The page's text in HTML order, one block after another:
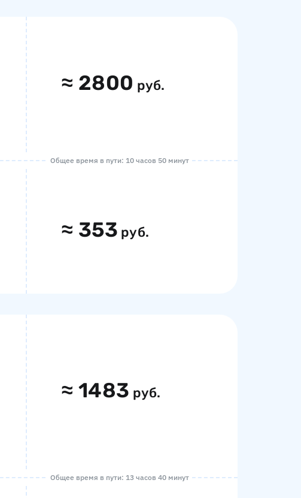
≈ 2800 руб.
Общее время в пути: 10 часов 50 минут
≈ 353 руб.
≈1483 руб.
Общее время в пути: 13 часов 40 минут